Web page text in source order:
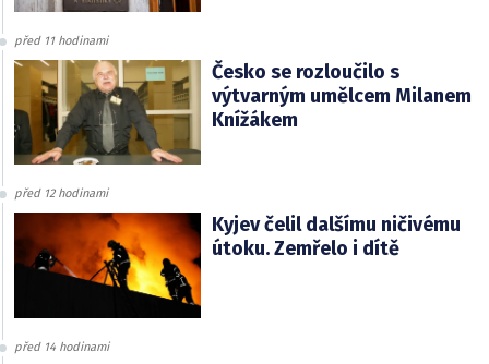
před 11 hodinami
Česko se rozloučilo s
výtvarným umělcem Milanem
Knížákem
před 12 hodinami
Kyjev čelil dalšímu ničivému
útoku. Zemřelo i dítě
před 14 hodinami